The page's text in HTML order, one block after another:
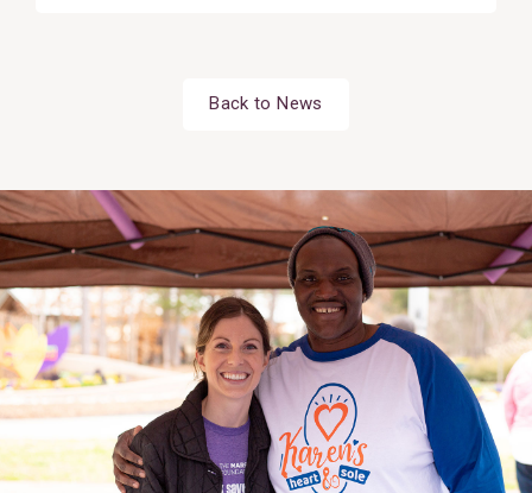
Back to News